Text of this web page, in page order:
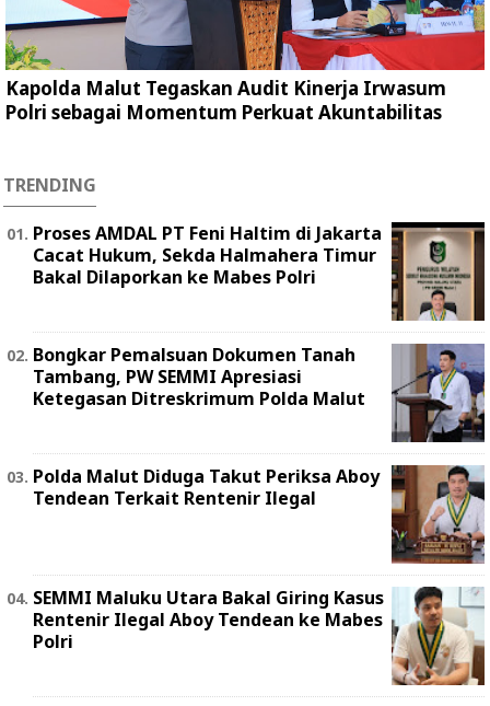
Kapolda Malut Tegaskan Audit Kinerja Irwasum
Polri sebagai Momentum Perkuat Akuntabilitas
TRENDING
Proses AMDAL PT Feni Haltim di Jakarta
Cacat Hukum, Sekda Halmahera Timur
Bakal Dilaporkan ke Mabes Polri
Bongkar Pemalsuan Dokumen Tanah
Tambang, PW SEMMI Apresiasi
Ketegasan Ditreskrimum Polda Malut
Polda Malut Diduga Takut Periksa Aboy
Tendean Terkait Rentenir Ilegal
SEMMI Maluku Utara Bakal Giring Kasus
Rentenir Ilegal Aboy Tendean ke Mabes
Polri